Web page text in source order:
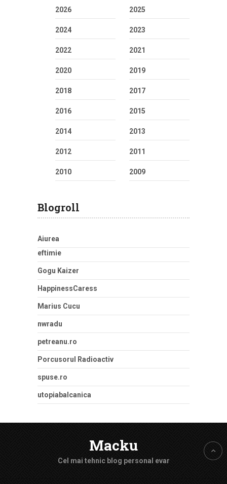
2026 2025
2024 2023
2022 2021
2020 2019
2018 2017
2016 2015
2014 2013
2012 2011
2010 2009
Blogroll
Aiurea
eftimie
Gogu Kaizer
HappinessCaress
Marius Cucu
nwradu
petreanu.ro
Porcusorul Radioactiv
spuse.ro
utopiabalcanica
Macku
Cel mai tehnic blog personal evar